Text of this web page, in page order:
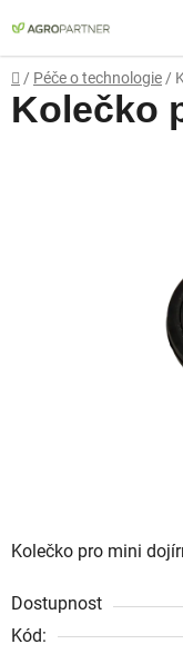
na
obsah
Domů
/ Péče o technologie /
Kolečko pro mini
Dostupnost
Kód:
Kolečko